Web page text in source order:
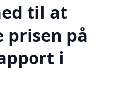
til at
prisen på
i